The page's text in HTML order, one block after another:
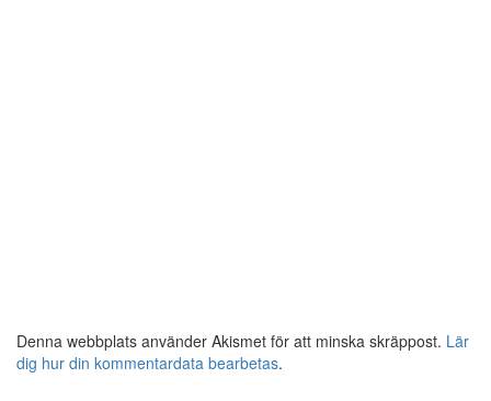
Denna webbplats använder Akismet för att minska skräppost. Lär
dig hur din kommentardata bearbetas.